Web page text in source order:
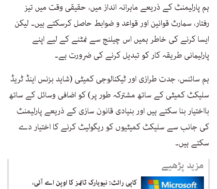
ہم پارلیمنٹ کے ذریعے ماہرانہ انداز میں، حقیقی وقت میں تیز
رفتار، سمارٹ قوانین اور قواعد و ضوابط حاصل کرسکتے ہیں۔ لیکن
ایسا کرنے کی خاطر ہمیں اس چیلنج سے نمٹنے کے لیے اپنے
پارلیمانی طریقہ کار کو تبدیل کرنے کی ضرورت ہے۔
ہم سائنس، جدت طرازی اور ٹیکنالوجی کمیٹی (شاید بزنس اینڈ ٹریڈ
سلیکٹ کمیٹی کے ساتھ مشترکہ طور پر) کو اضافی وسائل کے ساتھ
بااختیار بنا سکتے ہیں اور بنیادی قانون سازی کے ذریعے پارلیمنٹ
کی جانب سے سلیکٹ کمیٹیوں کو ریگولیٹ کرنے کا اختیار دے
سکتے ہیں۔
مزید پڑھیے
کاپی رائٹ: نیویارک ٹائمز کا اوپن اے آئی،